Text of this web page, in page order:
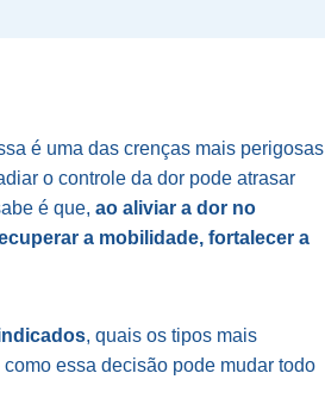
é uma das crenças mais perigosas
o controle da dor pode atrasar
é que, ao aliviar a dor no
a mobilidade, fortalecer a
, quais os tipos mais
como essa decisão pode mudar todo